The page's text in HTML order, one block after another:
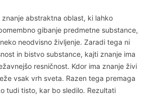
abstraktna oblast, ki lahko
gibanje predmetne substance,
neodvisno življenje. Zaradi tega ni
in bistvo substance, kajti znanje ima
resničnost. Kdor ima znanje živi
vsak vrh sveta. Razen tega premaga
tudi tisto, kar bo sledilo. Rezultati